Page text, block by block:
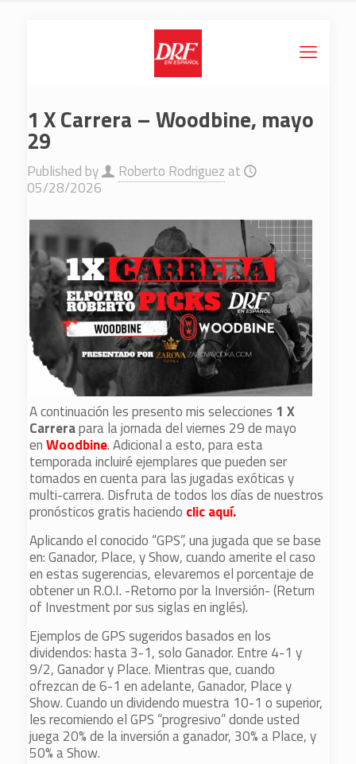
1 X Carrera – Woodbine, mayo
29
Published by Roberto Rodriguez at
05/28/2026
A continuación les presento mis selecciones 1 X
Carrerapara la jornada del viernes 29 de mayo
enWoodbine. Adicional a esto, para esta
temporada incluiré ejemplares que pueden ser
tomados en cuenta para las jugadas exóticas y
multi-carrera. Disfruta de todos los días de nuestros
pronósticos gratis haciendo clic aquí.
Aplicando el conocido “GPS”, una jugada que se base
en: Ganador, Place, y Show, cuando amerite el caso
en estas sugerencias, elevaremos el porcentaje de
obtener un R.O.I. -Retorno por la Inversión- (Return
of Investment por sus siglas en inglés).
Ejemplos de GPS sugeridos basados en los
dividendos: hasta 3-1, solo Ganador. Entre 4-1 y
9/2, Ganador y Place. Mientras que, cuando
ofrezcan de 6-1 en adelante, Ganador, Place y
Show. Cuando un dividendo muestra 10-1 o superior,
les recomiendo el GPS “progresivo” donde usted
juega 20% de la inversión a ganador, 30% a Place, y
50% a Show.